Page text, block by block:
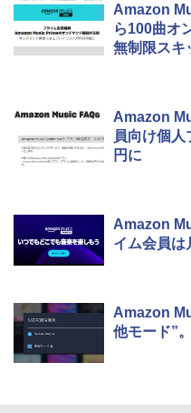
Amazon
ら100曲オ
無制限スキ
Amazon
員向け個
円に
Amazon
イム会員は
Amazon
他モード”